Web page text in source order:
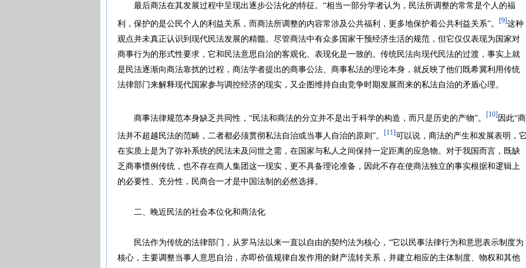
最后商法在其发展过程中呈现出逐步公法化的特征。“相当一部分学者认为，民法所调整的常常是个人的福
利，保护的是公民个人的利益关系，而商法所调整的内容常涉及公共福利，更多地保护着公共利益关系”。 [9]这种
观点并未真正认识到现代民法发展的精髓。尽管商法中有众多国家干预经济生活的规范，但它仅仅表现为国家对
商事行为的形式性要求，它和民法意思自治的客观化、表现化是一致的。传统民法向现代民法的过渡，事实上就
是民法逐渐向商法靠扰的过程，商法学者提出的商事公法、商事私法的理论本身，就反映了他们既希冀利用传统
法律部门来解释现代国家参与调控经济的现实，又企图维持自由竞争时期发展而来的私法自治的矛盾心理。
商事法律规范本身缺乏共同性，“民法和商法的分立并不是出于科学的构造，而只是历史的产物”。 [10] 因此“商
法并不超越民法的范畴，二者都必须贯彻私法自治或当事人自治的原则”。 [11] 可以说，商法的产生和发展表明，
在实质上是为了弥补系统的民法未及问世之需，在国家与私人之间保持一定距离的应急物。对于我国而言，既缺
乏商事惯例传统，也不存在商人集团这一现实，更不具备理论准备，因此不存在使商法独立的事实根据和逻辑上
的必要性、充分性，民商合一才是中国法制的必然选择。
二、晚近民法的社会本位化和商法化
民法作为传统的法律部门，从罗马法以来一直以自由的契约法为核心，“它以民事法律行为和意思表示制度为
核心，主要调整当事人意思自治，亦即价值规律自发作用的财产流转关系，并建立相应的主体制度、物权和其他